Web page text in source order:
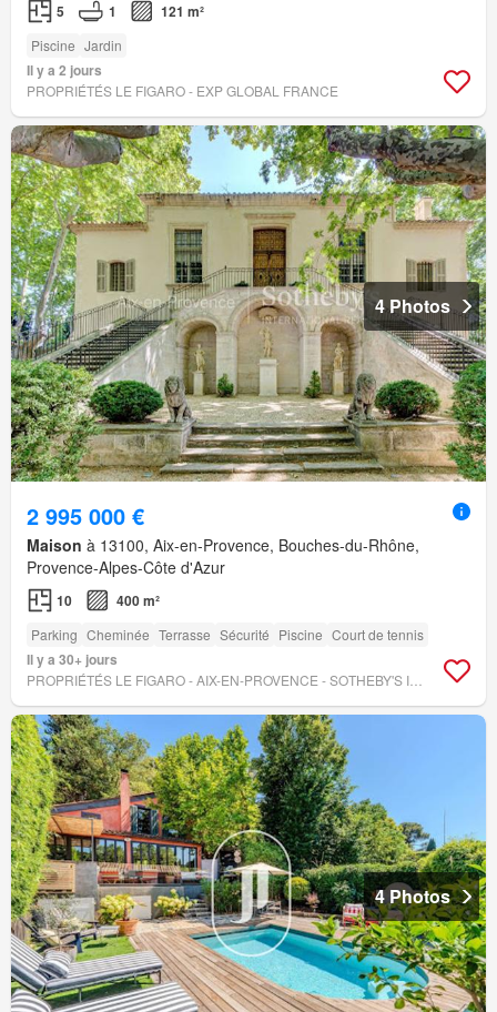
5 1 121 m²
Piscine Jardin
Il y a 2 jours
PROPRIÉTÉS LE FIGARO - EXP GLOBAL FRANCE
4 Photos
2 995 000 €
Maison à 13100, Aix-en-Provence, Bouches-du-Rhône,
Provence-Alpes-Côte d'Azur
10 400 m²
Parking Cheminée Terrasse Sécurité Piscine Court de tennis
Il y a 30+ jours
4 Photos